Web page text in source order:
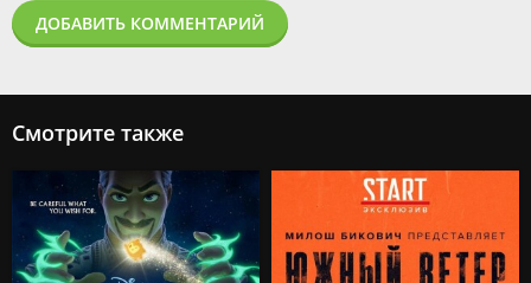
ДОБАВИТЬ КОММЕНТАРИЙ
Смотрите также